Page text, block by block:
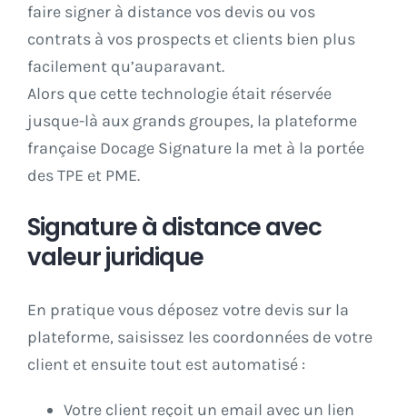
faire signer à distance vos devis ou vos
contrats à vos prospects et clients bien plus
facilement qu’auparavant.
Alors que cette technologie était réservée
jusque-là aux grands groupes, la plateforme
française Docage Signature la met à la portée
des TPE et PME.
Signature à distance avec
valeur juridique
En pratique vous déposez votre devis sur la
plateforme, saisissez les coordonnées de votre
client et ensuite tout est automatisé :
Votre client reçoit un email avec un lien